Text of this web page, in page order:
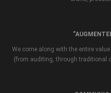
We come along with the entire
(from auditing, through traditional